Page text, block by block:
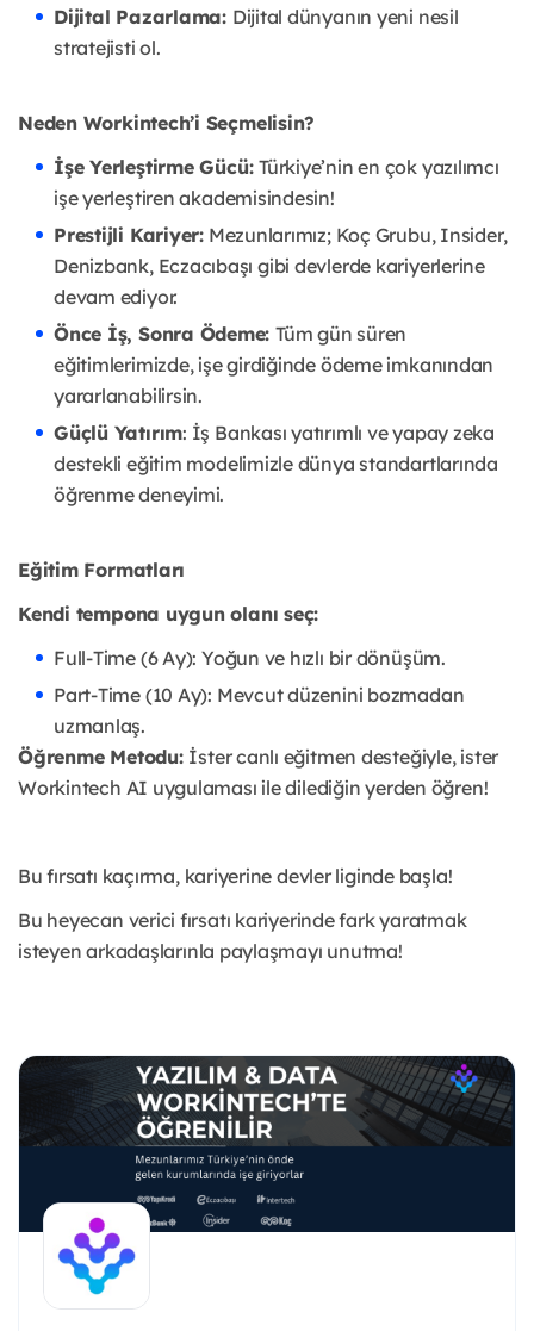
Dijital Pazarlama: Dijital dünyanın yeni nesil
stratejisti ol.
Neden Workintech’i Seçmelisin?
İşe Yerleştirme Gücü:Türkiye’nin en çok yazılımcı
işe yerleştiren akademisindesin!
Prestijli Kariyer:Mezunlarımız; Koç Grubu, Insider,
Denizbank, Eczacıbaşı gibi devlerde kariyerlerine
devam ediyor.
Önce İş, Sonra Ödeme:Tüm gün süren
eğitimlerimizde, işe girdiğinde ödeme imkanından
yararlanabilirsin.
Güçlü Yatırım: İş Bankası yatırımlı ve yapay zeka
destekli eğitim modelimizle dünya standartlarında
öğrenme deneyimi.
Eğitim Formatları
Kendi tempona uygun olanı seç:
Full-Time (6 Ay): Yoğun ve hızlı bir dönüşüm.
Part-Time (10 Ay): Mevcut düzenini bozmadan
uzmanlaş.
Öğrenme Metodu: İster canlı eğitmen desteğiyle, ister
Workintech AI uygulaması ile dilediğin yerden öğren!
Bu fırsatı kaçırma, kariyerine devler liginde başla!
Bu heyecan verici fırsatı kariyerinde fark yaratmak
isteyen arkadaşlarınla paylaşmayı unutma!